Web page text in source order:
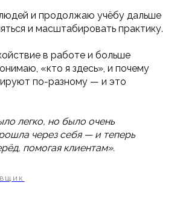
и продолжаю учёбу дальше
и масштабировать практику.
в работе и больше
«кто я здесь», и почему
по-разному — и это
легко, но было очень
через себя — и теперь
помогая клиентам».